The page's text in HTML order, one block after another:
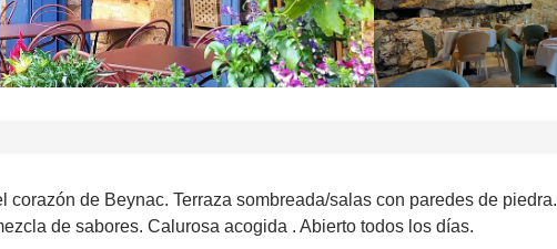
corazón de Beynac. Terraza sombreada/salas con paredes de piedra.
de sabores. Calurosa acogida . Abierto todos los días.